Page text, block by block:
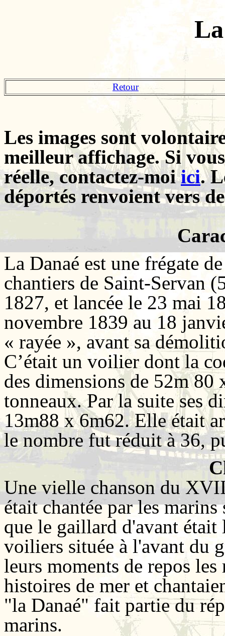
Retour
Les images sont
meilleur affichage. Si
réelle, contactez-moiici.
déportés renvoient vers
La Danaé est une frégate
chantiers de Saint-Servan
1827, et lancée le 23 mai
novembre 1839 au 18
« rayée », avant sa
C’était un voilier dont la
des dimensions de 52m
tonneaux. Par la suite ses
13m88 x 6m62. Elle était
le nombre fut réduit à 36,
Une vielle chanson du
était chantée par les
que le gaillard d'avant était
voiliers située à l'avant du
leurs moments de repos
histoires de mer et
"la Danaé" fait partie du
marins.